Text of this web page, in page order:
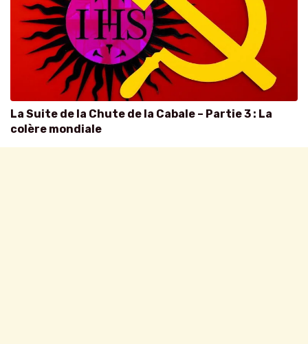
La Suite de la Chute de la Cabale – Partie 3 : La
colère mondiale